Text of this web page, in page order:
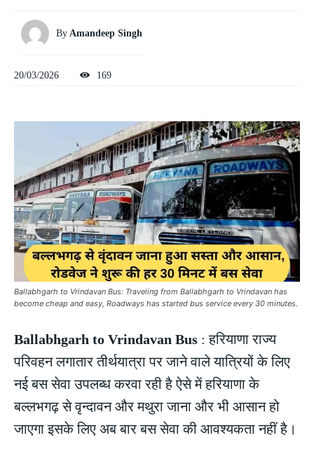
By Amandeep Singh
20/03/2026 169
Ballabhgarh to Vrindavan Bus: Traveling from Ballabhgarh to Vrindavan has
become cheap and easy, Roadways has started bus service every 30 minutes.
Ballabhgarh to Vrindavan Bus : हरियाणा राज्य
परिवहन लगातार तीर्थयात्रा पर जाने वाले यात्रियों के लिए
नई बस सेवा उपलब्ध करवा रही है ऐसे में हरियाणा के
बल्लभगढ़ से वृन्दावन और मथुरा जाना और भी आसान हो
जाएगा इसके लिए अब बार बस सेवा की आवश्यकता नहीं है।